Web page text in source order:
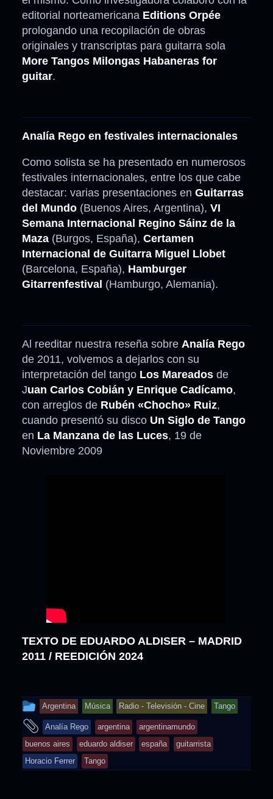
editorial norteamericana Editions Orpée
prologando una recopilación de obras
originales y transcriptas para guitarra sola
More Tangos Milongas Habaneras for
guitar.
Analía Rego en festivales internacionales
Como solista se ha presentado en numerosos
festivales internacionales, entre los que cabe
destacar: varias presentaciones en Guitarras
del Mundo (Buenos Aires, Argentina), VI
Semana Internacional Regino Sáinz de la
Maza (Burgos, España), Certamen
Internacional de Guitarra Miguel Llobet
(Barcelona, España), Hamburger
Gitarrenfestival (Hamburgo, Alemania).
Al reeditar nuestra reseña sobre Analía Rego
de 2011, volvemos a dejarlos con su
interpretación del tango Los Mareados de
Juan Carlos Cobián y Enrique Cadícamo,
con arreglos de Rubén «Chocho» Ruiz,
cuando presentó su disco Un Siglo de Tango
en La Manzana de las Luces, 19 de
Noviembre 2009
TEXTO DE EDUARDO ALDISER – MADRID
2011 / REEDICIÓN 2024
This
entry
was
posted
in
Argentina Música Radio - Televisión - Cine Tango
and
tagged
Analía Rego argentina
argentinamundo
buenos aires
eduardo aldiser españa
guitarrista
Horacio Ferrer
Tango